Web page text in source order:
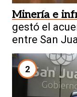
Minería e
gestó el
entre San
2